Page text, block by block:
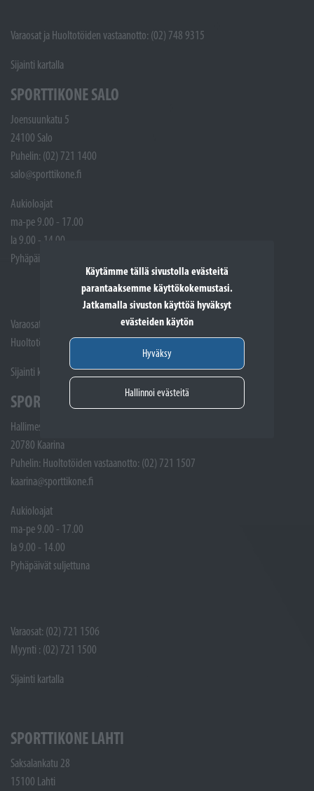
Käytämme tällä sivustolla evästeitä
parantaaksemme käyttökokemustasi.
Jatkamalla sivuston käyttöä hyväksyt
evästeiden käytön
Hyväksy
Hallinnoi evästeitä
Varaosat ja Huoltotöiden vastaanotto: (02) 748 9315
Sijainti kartalla
SPORTTIKONE SALO
Joensuunkatu 5
24100 Salo
Puhelin: (02) 721 1400
salo@sporttikone.fi
Aukioloajat
ma-pe 9.00 - 17.00
la 9.00 - 14.00
Pyhäpäivät suljettuna
Varaosat: (02) 721 1407
Huoltotöiden vastaanotto: 02 7211405
Sijainti kartalla
SPORTTIKONE KAARINA
Hallimestarinkatu 4
20780 Kaarina
Puhelin: Huoltotöiden vastaanotto: (02) 721 1507
kaarina@sporttikone.fi
Aukioloajat
ma-pe 9.00 - 17.00
la 9.00 - 14.00
Pyhäpäivät suljettuna
Varaosat: (02) 721 1506
Myynti : (02) 721 1500
Sijainti kartalla
SPORTTIKONE LAHTI
Saksalankatu 28
15100 Lahti